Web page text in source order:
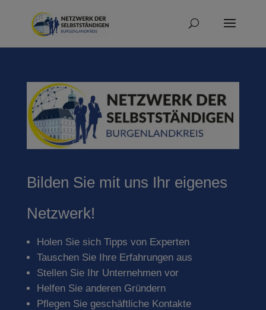
Bilden Sie mit uns Ihr eigenes
Netzwerk!
Holen Sie sich Tipps von Experten
Tauschen Sie Ihre Erfahrungen aus
Stellen Sie Ihr Unternehmen vor
Helfen Sie anderen Gründern
Pflegen Sie geschäftliche Kontakte